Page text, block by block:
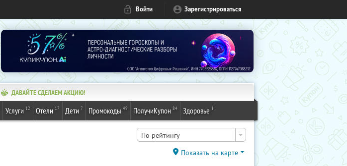
Войти Зарегистрироваться
ДАВАЙТЕ СДЕЛАЕМ АКЦИЮ!
Услуги 12 Отели 17 Дети 7 Промокоды 49 ПолучиКупон 84 Здоровье 1
По рейтингу
Показать на карте